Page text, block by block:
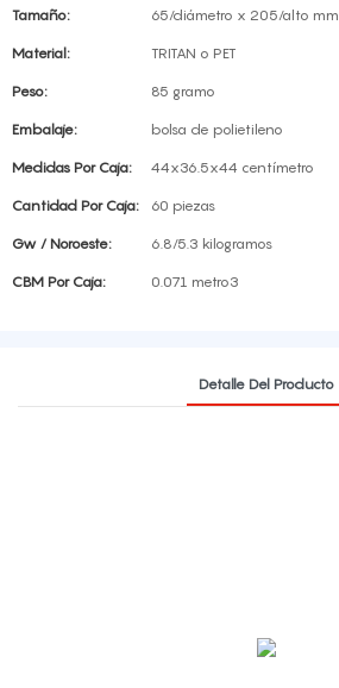
Tamaño: 65/diámetro x 205/alto mm
Material: TRITAN o PET
Peso: 85 gramo
Embalaje: bolsa de polietileno
Medidas Por Caja: 44x36.5x44 centímetro
Cantidad Por Caja: 60 piezas
Gw / Noroeste: 6.8/5.3 kilogramos
CBM Por Caja: 0.071 metro3
Detalle Del Producto